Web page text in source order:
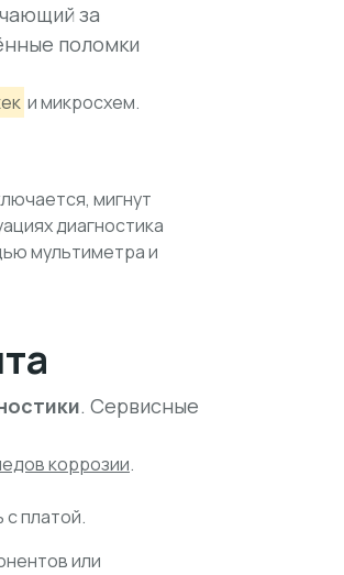
за
поломки
и микросхем.
мигнут
диагностика
мультиметра и
. Сервисные
коррозии.
платой.
или